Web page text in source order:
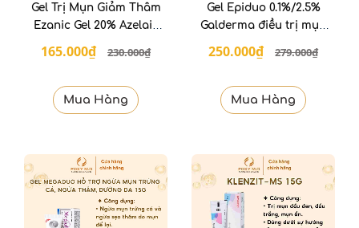
Gel Trị Mụn Giảm Thâm
Ezanic Gel 20% Azelaic
165.000₫ 230.000₫
Mua Hàng
Gel Epiduo 0.1%/2.5%
Galderma điều trị mụn
250.000₫ 279.000₫
Mua Hàng